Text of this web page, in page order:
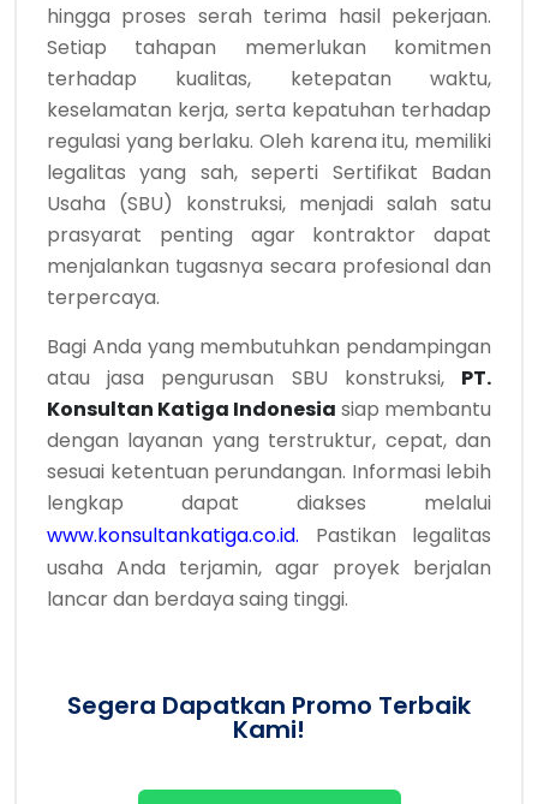
hingga proses serah terima hasil pekerjaan.
Setiap tahapan memerlukan komitmen
terhadap kualitas, ketepatan waktu,
keselamatan kerja, serta kepatuhan terhadap
regulasi yang berlaku. Oleh karena itu, memiliki
legalitas yang sah, seperti Sertifikat Badan
Usaha (SBU) konstruksi, menjadi salah satu
prasyarat penting agar kontraktor dapat
menjalankan tugasnya secara profesional dan
terpercaya.
Bagi Anda yang membutuhkan pendampingan
atau jasa pengurusan SBU konstruksi, PT.
Konsultan Katiga Indonesia siap membantu
dengan layanan yang terstruktur, cepat, dan
sesuai ketentuan perundangan. Informasi lebih
lengkap dapat diakses melalui
www.konsultankatiga.co.id. Pastikan legalitas
usaha Anda terjamin, agar proyek berjalan
lancar dan berdaya saing tinggi.
Segera Dapatkan Promo Terbaik
Kami!